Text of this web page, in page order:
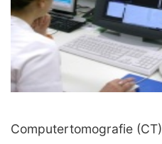
Computertomografie (CT)